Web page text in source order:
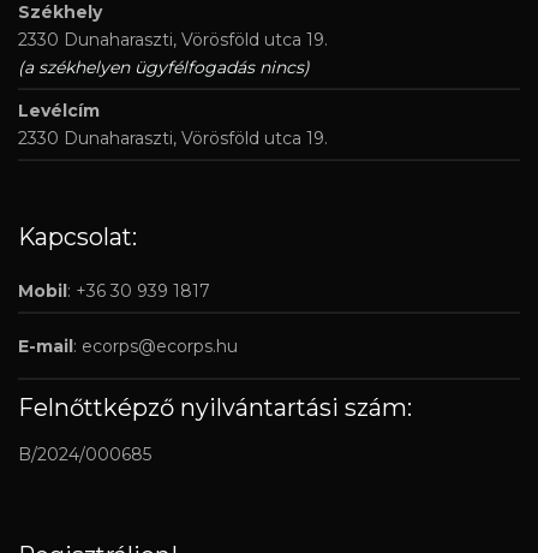
Székhely
2330 Dunaharaszti, Vörösföld utca 19.
(a székhelyen ügyfélfogadás nincs)
Levélcím
2330 Dunaharaszti, Vörösföld utca 19.
Kapcsolat:
Mobil: +36 30 939 1817
E-mail: ecorps@ecorps.hu
Felnőttképző nyilvántartási szám:
B/2024/000685